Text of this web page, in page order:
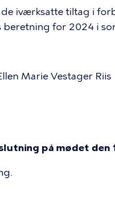
iværksatte tiltag i
for 2024 i
Vestager Riis
på mødet den